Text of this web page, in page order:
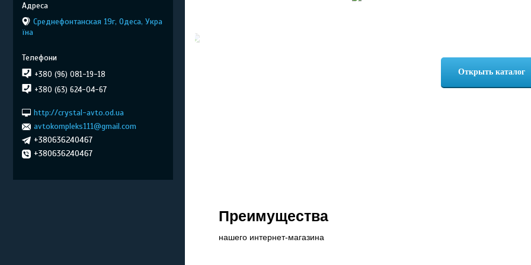
Открыть каталог
Преимущества
нашего интернет-магазина
Среднефонтанская 19г, Одеса, Укра
їна
+380 (96) 081-19-18
+380 (63) 624-04-67
http://crystal-avto.od.ua
avtokompleks111@gmail.com
+380636240467
+380636240467